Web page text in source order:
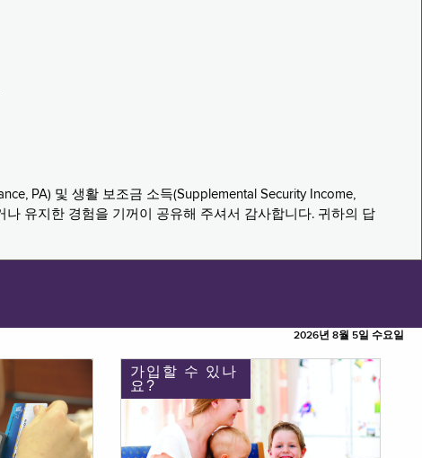
PA) 및 생활 보조금 소득(Supplemental Security Income,
유지한 경험을 기꺼이 공유해 주셔서 감사합니다. 귀하의 답
2026년 8월 5일 수요일
가입할 수 있나
요?